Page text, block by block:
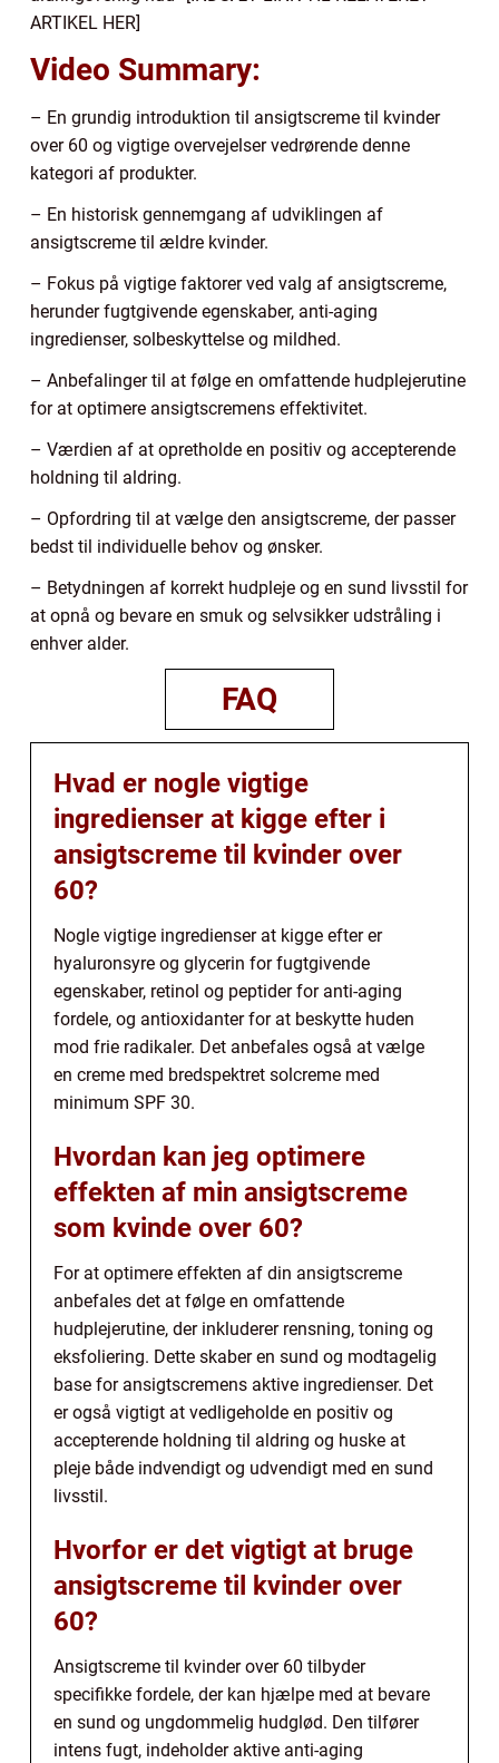
ARTIKEL HER]
Video Summary:
– En grundig introduktion til ansigtscreme til kvinder
over 60 og vigtige overvejelser vedrørende denne
kategori af produkter.
– En historisk gennemgang af udviklingen af
ansigtscreme til ældre kvinder.
– Fokus på vigtige faktorer ved valg af ansigtscreme,
herunder fugtgivende egenskaber, anti-aging
ingredienser, solbeskyttelse og mildhed.
– Anbefalinger til at følge en omfattende hudplejerutine
for at optimere ansigtscremens effektivitet.
– Værdien af at opretholde en positiv og accepterende
holdning til aldring.
– Opfordring til at vælge den ansigtscreme, der passer
bedst til individuelle behov og ønsker.
– Betydningen af korrekt hudpleje og en sund livsstil for
at opnå og bevare en smuk og selvsikker udstråling i
enhver alder.
FAQ
Hvad er nogle vigtige
ingredienser at kigge efter i
ansigtscreme til kvinder over
60?
Nogle vigtige ingredienser at kigge efter er
hyaluronsyre og glycerin for fugtgivende
egenskaber, retinol og peptider for anti-aging
fordele, og antioxidanter for at beskytte huden
mod frie radikaler. Det anbefales også at vælge
en creme med bredspektret solcreme med
minimum SPF 30.
Hvordan kan jeg optimere
effekten af min ansigtscreme
som kvinde over 60?
For at optimere effekten af din ansigtscreme
anbefales det at følge en omfattende
hudplejerutine, der inkluderer rensning, toning og
eksfoliering. Dette skaber en sund og modtagelig
base for ansigtscremens aktive ingredienser. Det
er også vigtigt at vedligeholde en positiv og
accepterende holdning til aldring og huske at
pleje både indvendigt og udvendigt med en sund
livsstil.
Hvorfor er det vigtigt at bruge
ansigtscreme til kvinder over
60?
Ansigtscreme til kvinder over 60 tilbyder
specifikke fordele, der kan hjælpe med at bevare
en sund og ungdommelig hudglød. Den tilfører
intens fugt, indeholder aktive anti-aging